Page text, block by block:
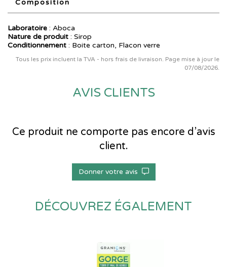
Composition
Laboratoire : Aboca
Nature de produit : Sirop
Conditionnement : Boite carton, Flacon verre
Tous les prix incluent la TVA - hors frais de livraison. Page mise à jour le
07/08/2026.
AVIS CLIENTS
Ce produit ne comporte pas encore d’avis
client.
Donner votre avis
DÉCOUVREZ ÉGALEMENT